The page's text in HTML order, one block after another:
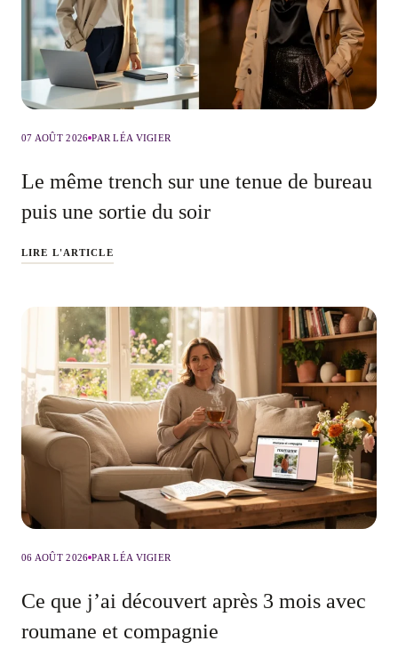
07 AOÛT 2026 PAR LÉA VIGIER
Le même trench sur une tenue de bureau
puis une sortie du soir
LIRE L'ARTICLE
06 AOÛT 2026 PAR LÉA VIGIER
Ce que j’ai découvert après 3 mois avec
roumane et compagnie